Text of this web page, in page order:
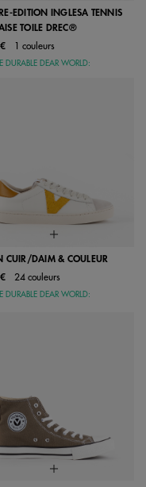
EDITION INGLESA TENNIS
TOILE DREC®
1 couleurs
DURABLE DEAR WORLD:
CUIR/DAIM & COULEUR
24 couleurs
DURABLE DEAR WORLD: